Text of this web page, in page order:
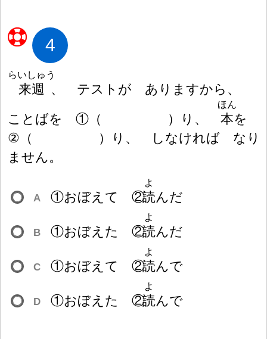
4
来週
らいしゅう
、 テストが ありますから、
ことばを ① （ ） り、 本
ほん
を
② （ ）
り、 しなければ なり
ません。
A ①おぼえて ②読
よ
んだ
B ①おぼえた ②読
よ
んだ
C ①おぼえて ②読
よ
んで
D ①おぼえた ②読
よ
んで